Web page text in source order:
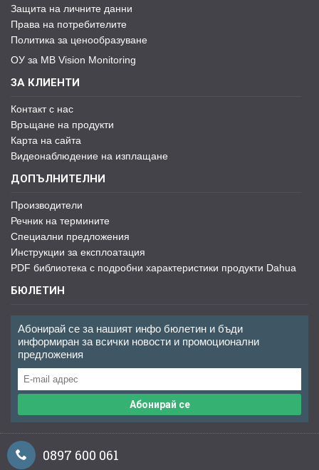
Защита на личните данни
Права на потребителите
Политика за ценообразуване
ОУ за MB Vision Monitoring
ЗА КЛИЕНТИ
Контакт с нас
Връщане на продукти
Карта на сайта
Видеонаблюдение на изплащане
ДОПЪЛНИТЕЛНИ
Производители
Речник на термините
Специални предложения
Инструкции за експлоатация
PDF библиотека с подробни характеристики продукти Dahua
БЮЛЕТИН
Абонирай се за нашият инфо бюлетин и бъди
информиран за всички новости и промоционални
предложения
Абонирай се
0897 600 061